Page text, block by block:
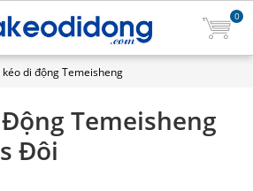
0
kéo di động Temeisheng
Temeisheng
Đôi